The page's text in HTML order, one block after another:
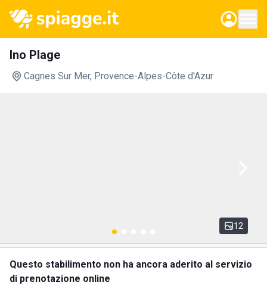
Ino Plage
Cagnes Sur Mer, Provence-Alpes-Côte d'Azur
12
Questo stabilimento non ha ancora aderito al servizio
di prenotazione online